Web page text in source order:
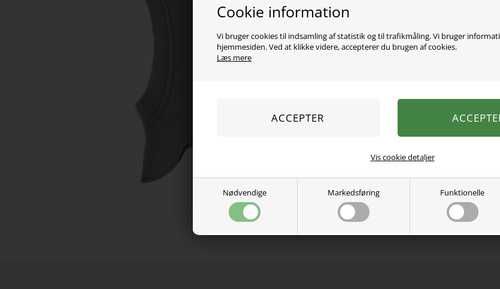
Cookie information
Vi bruger cookies til indsamling af statistik og til trafikmåling. Vi bruger
hjemmesiden. Ved at klikke videre, accepterer du brugen af cookies.
Læs mere
Nødvendige Markedsføring Funktionelle
Vis cookie detaljer
Super blød og
merinould.
Vaskes ved 30
Varenummer: